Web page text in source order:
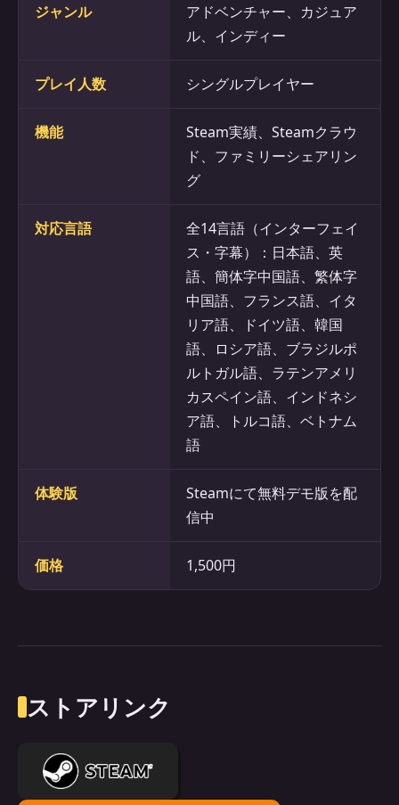
ジャンル
アドベンチャー、カジュア
ル、インディー
プレイ人数 シングルプレイヤー
機能
Steam実績、Steamクラウ
ド、ファミリーシェアリン
グ
対応言語
全14言語（インターフェイ
ス・字幕）：日本語、英
語、簡体字中国語、繁体字
中国語、フランス語、イタ
リア語、ドイツ語、韓国
語、ロシア語、ブラジルポ
ルトガル語、ラテンアメリ
カスペイン語、インドネシ
ア語、トルコ語、ベトナム
語
体験版
Steamにて無料デモ版を配
信中
価格 1,500円
ストアリンク